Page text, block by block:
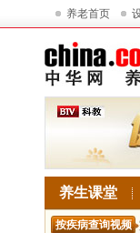
养老首页
养生课堂
按疾病查询视频